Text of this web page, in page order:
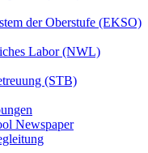
der Oberstufe (EKSO)
Labor (NWL)
(STB)
Newspaper